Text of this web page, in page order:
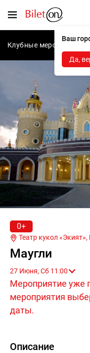
Меню
Ваш
Да,
Клубные мероприятия
0+
Театр кукол
Маугли
27 Июня, Сб 11:00
Мероприятие уже
мероприятия
даты.
Описание